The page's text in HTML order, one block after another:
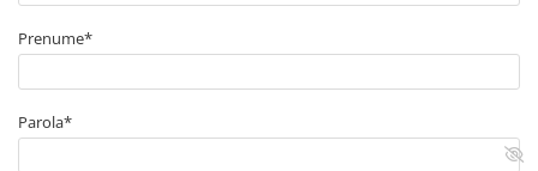
Prenume*
Parola*